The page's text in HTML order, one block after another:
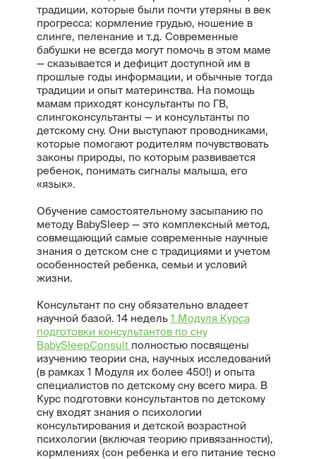
традиции, которые были почти утеряны в век
прогресса: кормление грудью, ношение в
слинге, пеленание и т.д. Современные
бабушки не всегда могут помочь в этом маме
— сказывается и дефицит доступной им в
прошлые годы информации, и обычные тогда
традиции и опыт материнства. На помощь
мамам приходят консультанты по ГВ,
слингоконсультанты — и консультанты по
детскому сну. Они выступают проводниками,
которые помогают родителям почувствовать
законы природы, по которым развивается
ребенок, понимать сигналы малыша, его
«язык».
Обучение самостоятельному засыпанию по
методу BabySleep — это комплексный метод,
совмещающий самые современные научные
знания о детском сне с традициями и учетом
особенностей ребенка, семьи и условий
жизни.
Консультант по сну обязательно владеет
научной базой. 14 недель 1 Модуля Курса
подготовки консультантов по сну
BabySleepConsult полностью посвящены
изучению теории сна, научных исследований
(в рамках 1 Модуля их более 450!) и опыта
специалистов по детскому сну всего мира. В
Курс подготовки консультантов по детскому
сну входят знания о психологии
консультирования и детской возрастной
психологии (включая теорию привязанности),
кормлениях (сон ребенка и его питание тесно